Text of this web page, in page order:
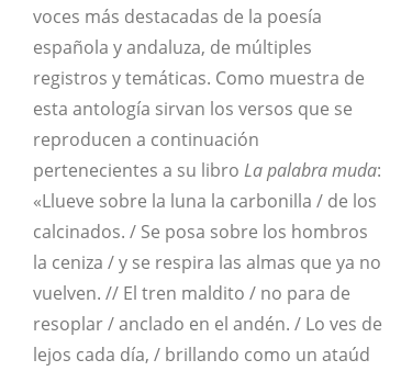
voces más destacadas de la poesía
española y andaluza, de múltiples
registros y temáticas. Como muestra de
esta antología sirvan los versos que se
reproducen a continuación
pertenecientes a su libro La palabra muda:
«Llueve sobre la luna la carbonilla / de los
calcinados. / Se posa sobre los hombros
la ceniza / y se respira las almas que ya no
vuelven. // El tren maldito / no para de
resoplar / anclado en el andén. / Lo ves de
lejos cada día, / brillando como un ataúd